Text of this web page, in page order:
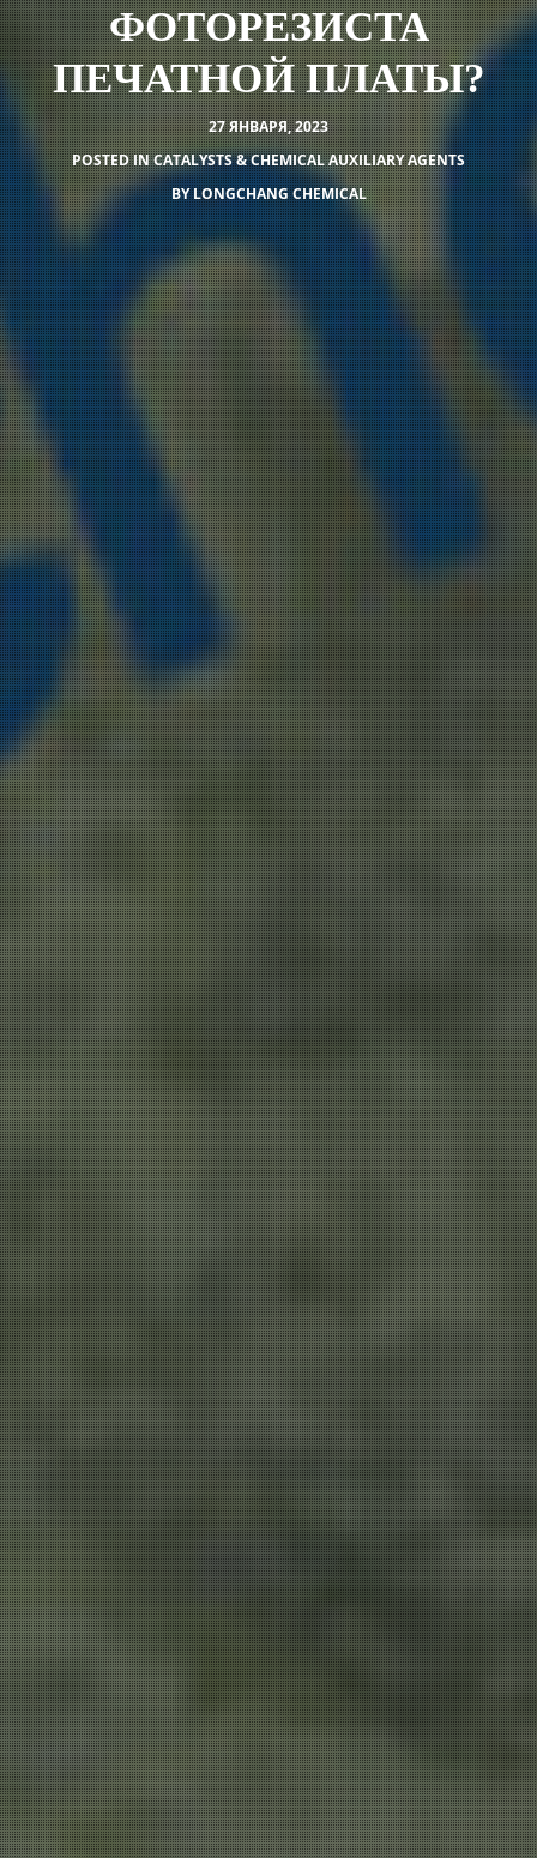
ФОТОРЕЗИСТА
ПЕЧАТНОЙ ПЛАТЫ?
27 ЯНВАРЯ, 2023
POSTED INCATALYSTS & CHEMICAL AUXILIARY AGENTS
BYLONGCHANG CHEMICAL